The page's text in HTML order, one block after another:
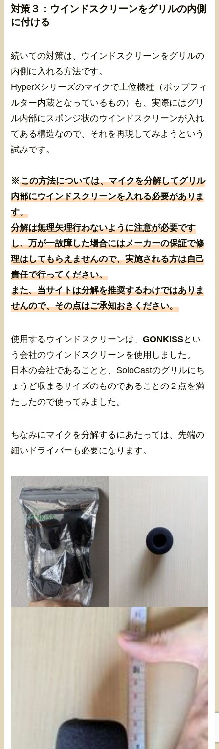
対策３：ウインドスクリーンをグリルの内側
に付ける
続いての対策は、ウインドスクリーンをグリルの
内側に入れる方法です。
HyperXシリーズのマイクで上位機種（ポップフィ
ルター内蔵となっているもの）も、実際にはグリ
ル内部にスポンジ状のウインドスクリーンが入れ
てある構造なので、それを再現してみようという
試みです。
※この方法については、マイクを分解してグリル
内部にウインドスクリーンを入れる必要がありま
す。
分解は無理矢理行わないように注意が必要です
し、万が一故障した場合にはメーカーの保証で修
理はしてもらえませんので、実施される方は自己
責任で行ってください。
また、当サイトは分解を推奨するわけではありま
せんので、その点はご承知おきください。
使用するウインドスクリーンは、GONKISSとい
う会社のウインドスクリーンを使用しました。
日本の会社であることと、SoloCastのグリルにち
ょうど収まるサイズのものであることの２点を満
たしたので使ってみました。
ちなみにマイクを分解するにあたっては、先端の
細いドライバーも必要になります。